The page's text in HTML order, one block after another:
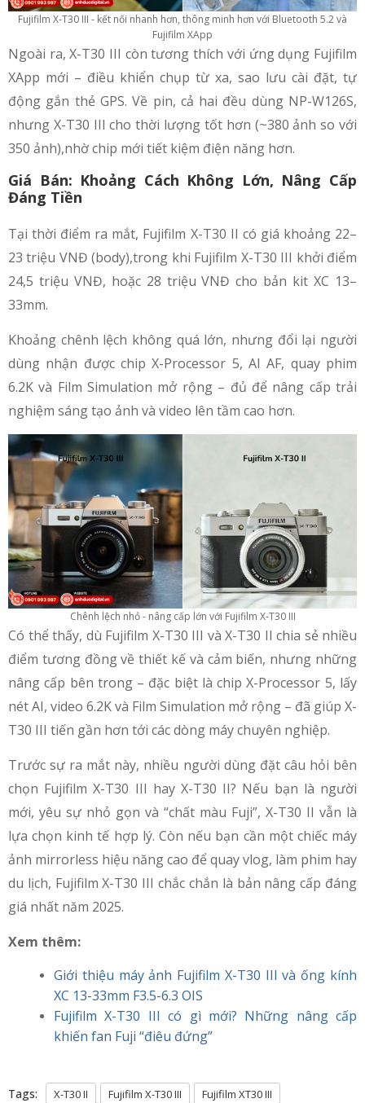
Fujifilm X-T30 III - kết nối nhanh hơn, thông minh hơn với Bluetooth 5.2 và
Fujifilm XApp
Ngoài ra, X-T30 III còn tương thích với ứng dụng Fujifilm
XApp mới – điều khiển chụp từ xa, sao lưu cài đặt, tự
động gắn thẻ GPS. Về pin, cả hai đều dùng NP-W126S,
nhưng X-T30 III cho thời lượng tốt hơn (~380 ảnh so với
350 ảnh),nhờ chip mới tiết kiệm điện năng hơn.
Giá Bán: Khoảng Cách Không Lớn, Nâng Cấp
Đáng Tiền
Tại thời điểm ra mắt, Fujifilm X-T30 II có giá khoảng 22–
23 triệu VNĐ (body),trong khi Fujifilm X-T30 III khởi điểm
24,5 triệu VNĐ, hoặc 28 triệu VNĐ cho bản kit XC 13–
33mm.
Khoảng chênh lệch không quá lớn, nhưng đổi lại người
dùng nhận được chip X-Processor 5, AI AF, quay phim
6.2K và Film Simulation mở rộng – đủ để nâng cấp trải
nghiệm sáng tạo ảnh và video lên tầm cao hơn.
Chênh lệch nhỏ - nâng cấp lớn với Fujifilm X-T30 III
Có thể thấy, dù Fujifilm X-T30 III và X-T30 II chia sẻ nhiều
điểm tương đồng về thiết kế và cảm biến, nhưng những
nâng cấp bên trong – đặc biệt là chip X-Processor 5, lấy
nét AI, video 6.2K và Film Simulation mở rộng – đã giúp X-
T30 III tiến gần hơn tới các dòng máy chuyên nghiệp.
Trước sự ra mắt này, nhiều người dùng đặt câu hỏi bên
chọn Fujifilm X-T30 III hay X-T30 II? Nếu bạn là người
mới, yêu sự nhỏ gọn và “chất màu Fuji”, X-T30 II vẫn là
lựa chọn kinh tế hợp lý. Còn nếu bạn cần một chiếc máy
ảnh mirrorless hiệu năng cao để quay vlog, làm phim hay
du lịch, Fujifilm X-T30 III chắc chắn là bản nâng cấp đáng
giá nhất năm 2025.
Xem thêm:
Giới thiệu máy ảnh Fujifilm X-T30 III và ống kính
XC 13-33mm F3.5-6.3 OIS
Fujifilm X-T30 III có gì mới? Những nâng cấp
khiến fan Fuji “điêu đứng”
Tags: X-T30 II Fujifilm X-T30 III Fujifilm XT30 III